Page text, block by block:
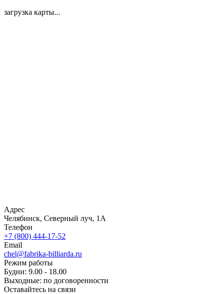
загрузка карты...
Адрес
Челябинск, Северный луч, 1А
Телефон
+7 (800) 444-17-52
Email
chel@fabrika-billiarda.ru
Режим работы
Будни: 9.00 - 18.00
Выходные: по договоренности
Оставайтесь на связи